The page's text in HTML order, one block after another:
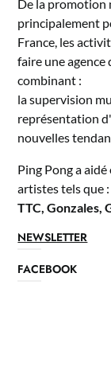
De la promotion
principalement
France, les
faire une agence
combinant :
la supervision
représentation
nouvelles
Ping Pong a
artistes tels que :
TTC, Gonzales,
NEWSLETTER
FACEBOOK